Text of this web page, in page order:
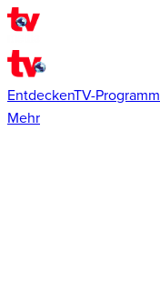
EntdeckenTV-Programm
Mehr